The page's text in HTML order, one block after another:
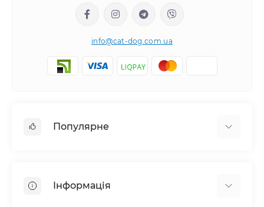
info@cat-dog.com.ua
Популярне
Вологий корм для котів
Інформація